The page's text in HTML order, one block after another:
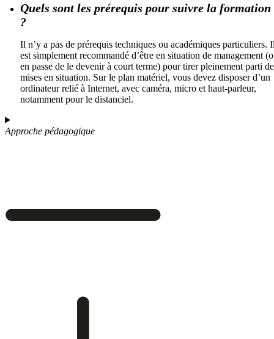
Quels sont les prérequis pour suivre la formation
?
Il n’y a pas de prérequis techniques ou académiques particuliers.
est simplement recommandé d’être en situation de management
en passe de le devenir à court terme) pour tirer pleinement parti
mises en situation. Sur le plan matériel, vous devez disposer d’un
ordinateur relié à Internet, avec caméra, micro et haut-parleur,
notamment pour le distanciel.
Approche pédagogique